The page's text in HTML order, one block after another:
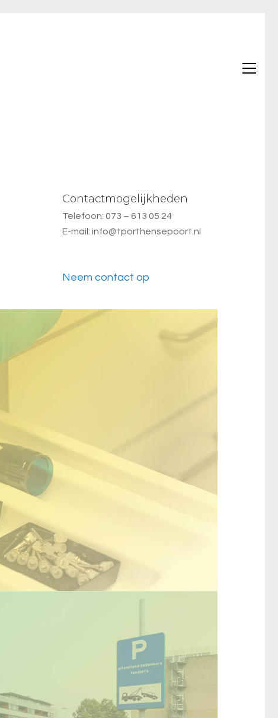
Contactmogelijkheden
Telefoon: 073 – 613 05 24
E-mail: info@tporthensepoort.nl
Neem contact op